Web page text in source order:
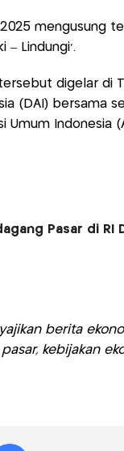
2025 mengusung
– Lindungi'.
digelar di
(DAI) bersama
Umum Indonesia
Pasar di
berita
kebijakan